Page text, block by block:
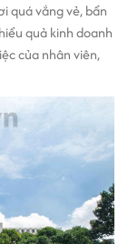
quá vắng vẻ, bẩn
quả kinh doanh
của nhân viên,